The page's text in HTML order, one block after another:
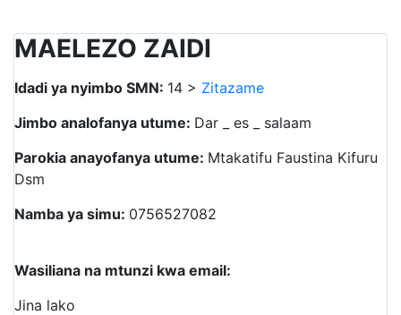
MAELEZO ZAIDI
Idadi ya nyimbo SMN: 14 > Zitazame
Jimbo analofanya utume: Dar _ es _ salaam
Parokia anayofanya utume: Mtakatifu Faustina Kifuru
Dsm
Namba ya simu: 0756527082
Wasiliana na mtunzi kwa email:
Jina lako